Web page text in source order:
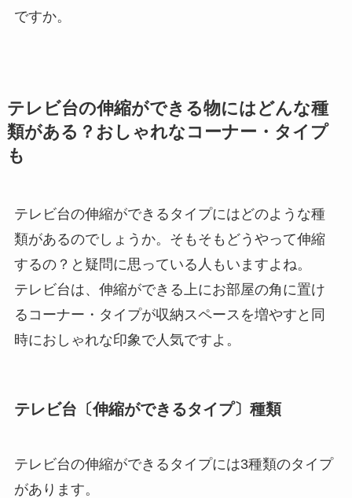
ですか。
テレビ台の伸縮ができる物にはどんな種
類がある？おしゃれなコーナー・タイプ
も
テレビ台の伸縮ができるタイプにはどのような種
類があるのでしょうか。そもそもどうやって伸縮
するの？と疑問に思っている人もいますよね。
テレビ台は、伸縮ができる上にお部屋の角に置け
るコーナー・タイプが収納スペースを増やすと同
時におしゃれな印象で人気ですよ。
テレビ台〔伸縮ができるタイプ〕種類
テレビ台の伸縮ができるタイプには3種類のタイプ
があります。